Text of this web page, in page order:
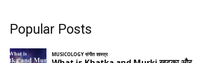
Popular Posts